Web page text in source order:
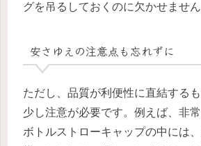
グを吊るしておくのに欠かせません
安さゆえの注意点も忘れずに
ただし、品質が利便性に直結するも
少し注意が必要です。例えば、非
ボトルストローキャップの中には、